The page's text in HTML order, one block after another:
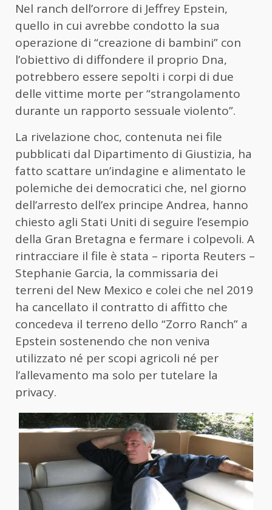
Nel ranch dell’orrore di Jeffrey Epstein,
quello in cui avrebbe condotto la sua
operazione di “creazione di bambini” con
l’obiettivo di diffondere il proprio Dna,
potrebbero essere sepolti i corpi di due
delle vittime morte per “strangolamento
durante un rapporto sessuale violento”.
La rivelazione choc, contenuta nei file
pubblicati dal Dipartimento di Giustizia, ha
fatto scattare un’indagine e alimentato le
polemiche dei democratici che, nel giorno
dell’arresto dell’ex principe Andrea, hanno
chiesto agli Stati Uniti di seguire l’esempio
della Gran Bretagna e fermare i colpevoli. A
rintracciare il file è stata – riporta Reuters –
Stephanie Garcia, la commissaria dei
terreni del New Mexico e colei che nel 2019
ha cancellato il contratto di affitto che
concedeva il terreno dello “Zorro Ranch” a
Epstein sostenendo che non veniva
utilizzato né per scopi agricoli né per
l’allevamento ma solo per tutelare la
privacy.